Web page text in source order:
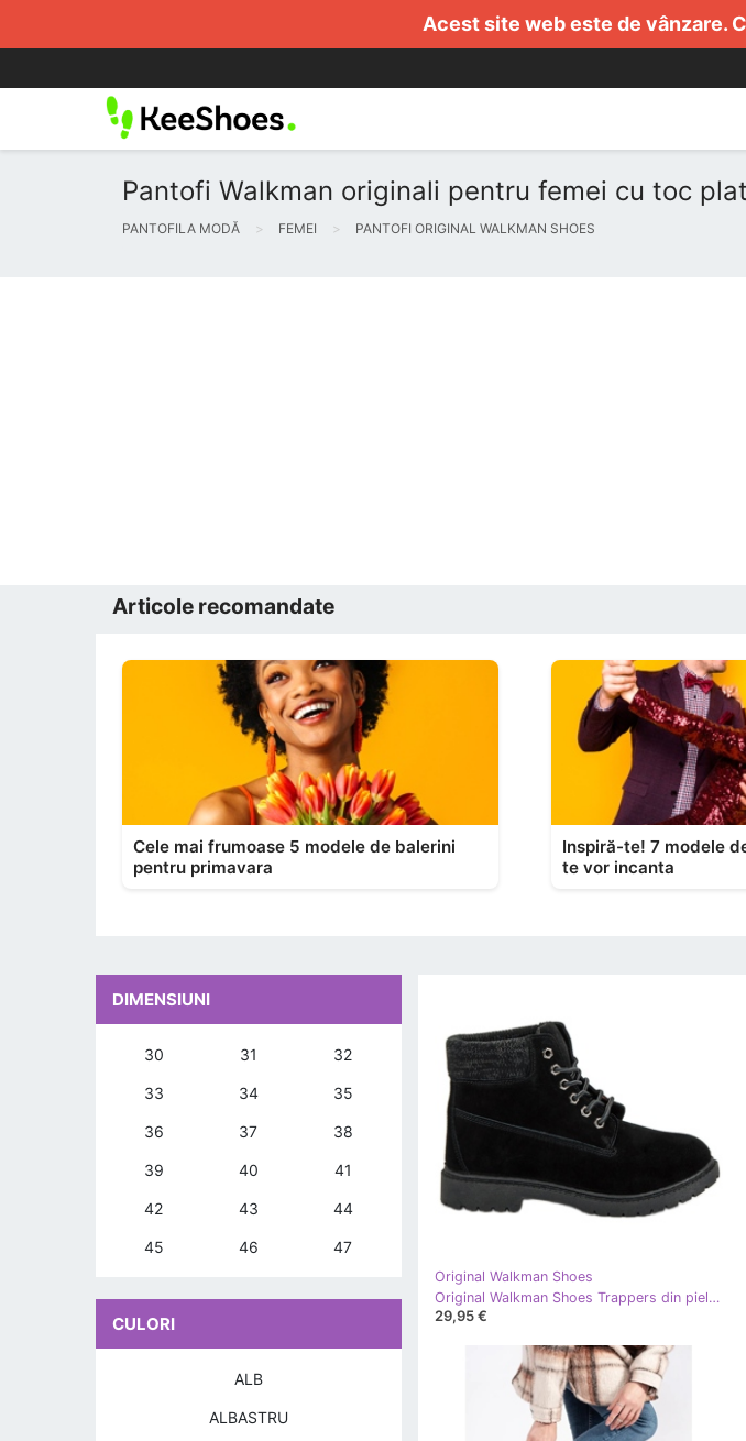
Acest site web este de vânzare.
Pantofi Walkman originali pentru femei cu toc plat
PANTOFILA MODĂ FEMEI PANTOFI ORIGINAL WALKMAN SHOES
Articole recomandate
Cele mai frumoase 5 modele de balerini
pentru primavara
Inspiră-te! 7 modele
te vor incanta
Original Walkman Shoes
Original Walkman Shoes Trappers din piele neagră negru
29,95 €
DIMENSIUNI
30 31 32
33 34 35
36 37 38
39 40 41
42 43 44
45 46 47
CULORI
ALB
ALBASTRU